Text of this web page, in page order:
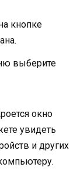
кнопке
выберите
окно
увидеть
и других